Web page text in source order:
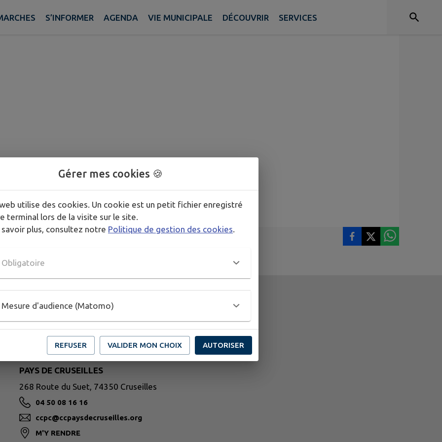
S’INFORMER AGENDA VIE MUNICIPALE DÉCOUVRIR SERVICES
56
PAYS DE CRUSEILLES
268 Route du Suet, 74350 Cruseilles
04 50 08 16 16
ccpc@ccpaysdecruseilles.org
M'Y RENDRE
Gérer mes cookies 🍪
utilise des cookies. Un cookie est un petit fichier enregistré
terminal lors de la visite sur le site.
savoir plus, consultez notre Politique de gestion des cookies
Obligatoire
Mesure d'audience (Matomo)
REFUSER VALIDER MON CHOIX AUTORISER